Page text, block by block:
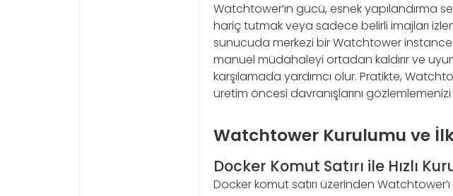
Watchtower’ın gücü, esnek yapılandırma
hariç tutmak veya sadece belirli imajları
sunucuda merkezi bir Watchtower
manuel müdahaleyi ortadan kaldırır ve
karşılamada yardımcı olur. Pratikte,
üretim öncesi davranışlarını
Watchtower Kurulumu ve
Docker Komut Satırı ile Hızlı
Docker komut satırı üzerinden